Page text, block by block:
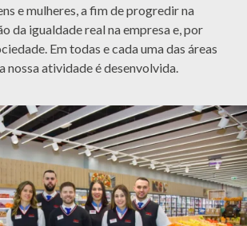
e mulheres, a fim de progredir na
da igualdade real na empresa e, por
Em todas e cada uma das áreas
nossa atividade é desenvolvida.